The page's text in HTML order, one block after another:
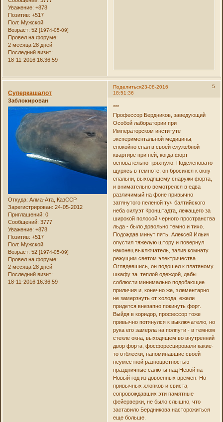
Уважение: +878
Позитив: +517
Пол: Мужской
Возраст: 52[1974-05-09]
Провел на форуме:
2 месяца 28 дней
Последний визит:
18-11-2016 16:36:59
Поделиться 5
23-08-2016
18:51:36
Суперкашалот
Заблокирован
Откуда: Алма-Ата, КазССР
Зарегистрирован: 24-05-2012
Приглашений: 0
Сообщений: 3777
Уважение: +878
Позитив: +517
Пол: Мужской
Возраст: 52[1974-05-09]
Провел на форуме:
2 месяца 28 дней
Последний визит:
18-11-2016 16:36:59
***
Профессор Бердников, заведующий
Особой лаборатории при
Императорском институте
экспериментальной медицины,
спокойно спал в своей служебной
квартире при ней, когда форт
основательно тряхнуло. Подслеповато
щурясь в темноте, он бросился к окну
спальни, выходящему снаружи форта,
и внимательно всмотрелся в едва
различимый на фоне привычно
затянутого пеленой туч балтийского
неба силуэт Кронштадта, лежащего за
широкой полосой черного пространства
льда - было довольно темно и тихо.
Подождав минут пять, Алексей Ильич
опустил тяжелую штору и повернул
наконец выключатель, залив комнату
режущим светом электричества.
Оглядевшись, он подошел к платяному
шкафу за теплой одеждой, дабы
соблюсти минимально подобающие
приличия и, конечно же, элементарно
не замерзнуть от холода, ежели
придется внезапно покинуть форт.
Выйдя в коридор, профессор тоже
привычно потянулся к выключателю, но
рука его замерла на полпути - в темном
стекле окна, выходящем во внутренний
двор форта, фосфоресцировали какие-
то отблески, напоминавшие своей
неуместной разноцветностью
праздничные салюты над Невой на
Новый год из довоенных времен. Но
привычных хлопков и свиста,
сопровождавших эти памятные
фейерверки, не было слышно, что
заставило Бердникова насторожиться
еще больше.